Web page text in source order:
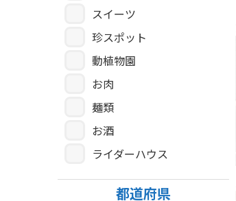
スイーツ
珍スポット
動植物園
お肉
麺類
お酒
ライダーハウス
都道府県